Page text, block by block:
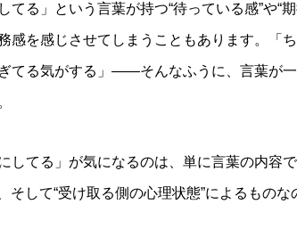
てる」という言葉が持つ“待っている感”や“
感を感じさせてしまうこともあります。「
てる気がする」――そんなふうに、言葉が一
してる」が気になるのは、単に言葉の内容
そして“受け取る側の心理状態”によるものな